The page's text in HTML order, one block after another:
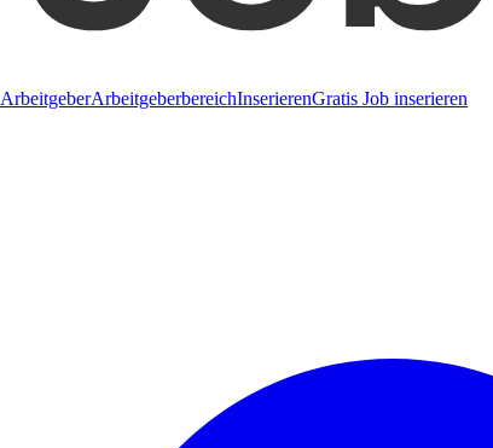
ArbeitgeberArbeitgeberbereichInserierenGratis Job inserieren